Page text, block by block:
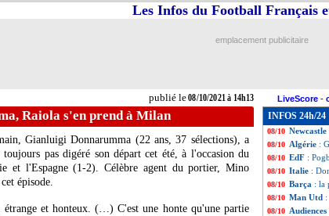
publié le08/10/2021 à 14h13
Les Infos du Football Français
emplacement publicitaire
LiveScore -
Raiola s'en prend à Milan
Gianluigi Donnarumma (22 ans, 37 sélections), a
pas digéré son départ cet été, à l'occasion du
et l'Espagne (1-2). Célèbre agent du portier, Mino
épisode.
et honteux. (…) C'est une honte qu'une partie
INFOS 24h/24
08/10 Man Utd:
08/10 EdF:
08/10 Divers:
08/10 Barça:
08/10 Newcastle
08/10 Algérie :
08/10 EdF :
08/10 Italie :
08/10 Barça : la
08/10 Man Utd
08/10